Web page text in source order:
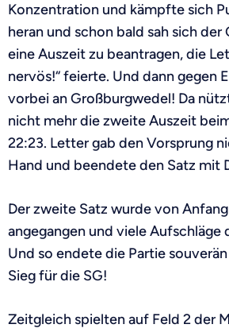
Konzentration und kämpfte sich
heran und schon bald sah sich
eine Auszeit zu beantragen, die
nervös!“ feierte. Und dann gegen
vorbei an Großburgwedel! Da
nicht mehr die zweite Auszeit
22:23. Letter gab den Vorsprung
Hand und beendete den Satz mit
Der zweite Satz wurde von
angegangen und viele Aufschläge
Und so endete die Partie
Sieg für die SG!
Zeitgleich spielten auf Feld 2 der